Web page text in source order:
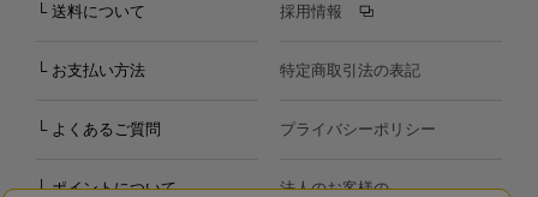
└ 送料について
└ お支払い方法
└ よくあるご質問
└ ポイントについて
採用情報
特定商取引法の表記
プライバシーポリシー
法人のお客様の